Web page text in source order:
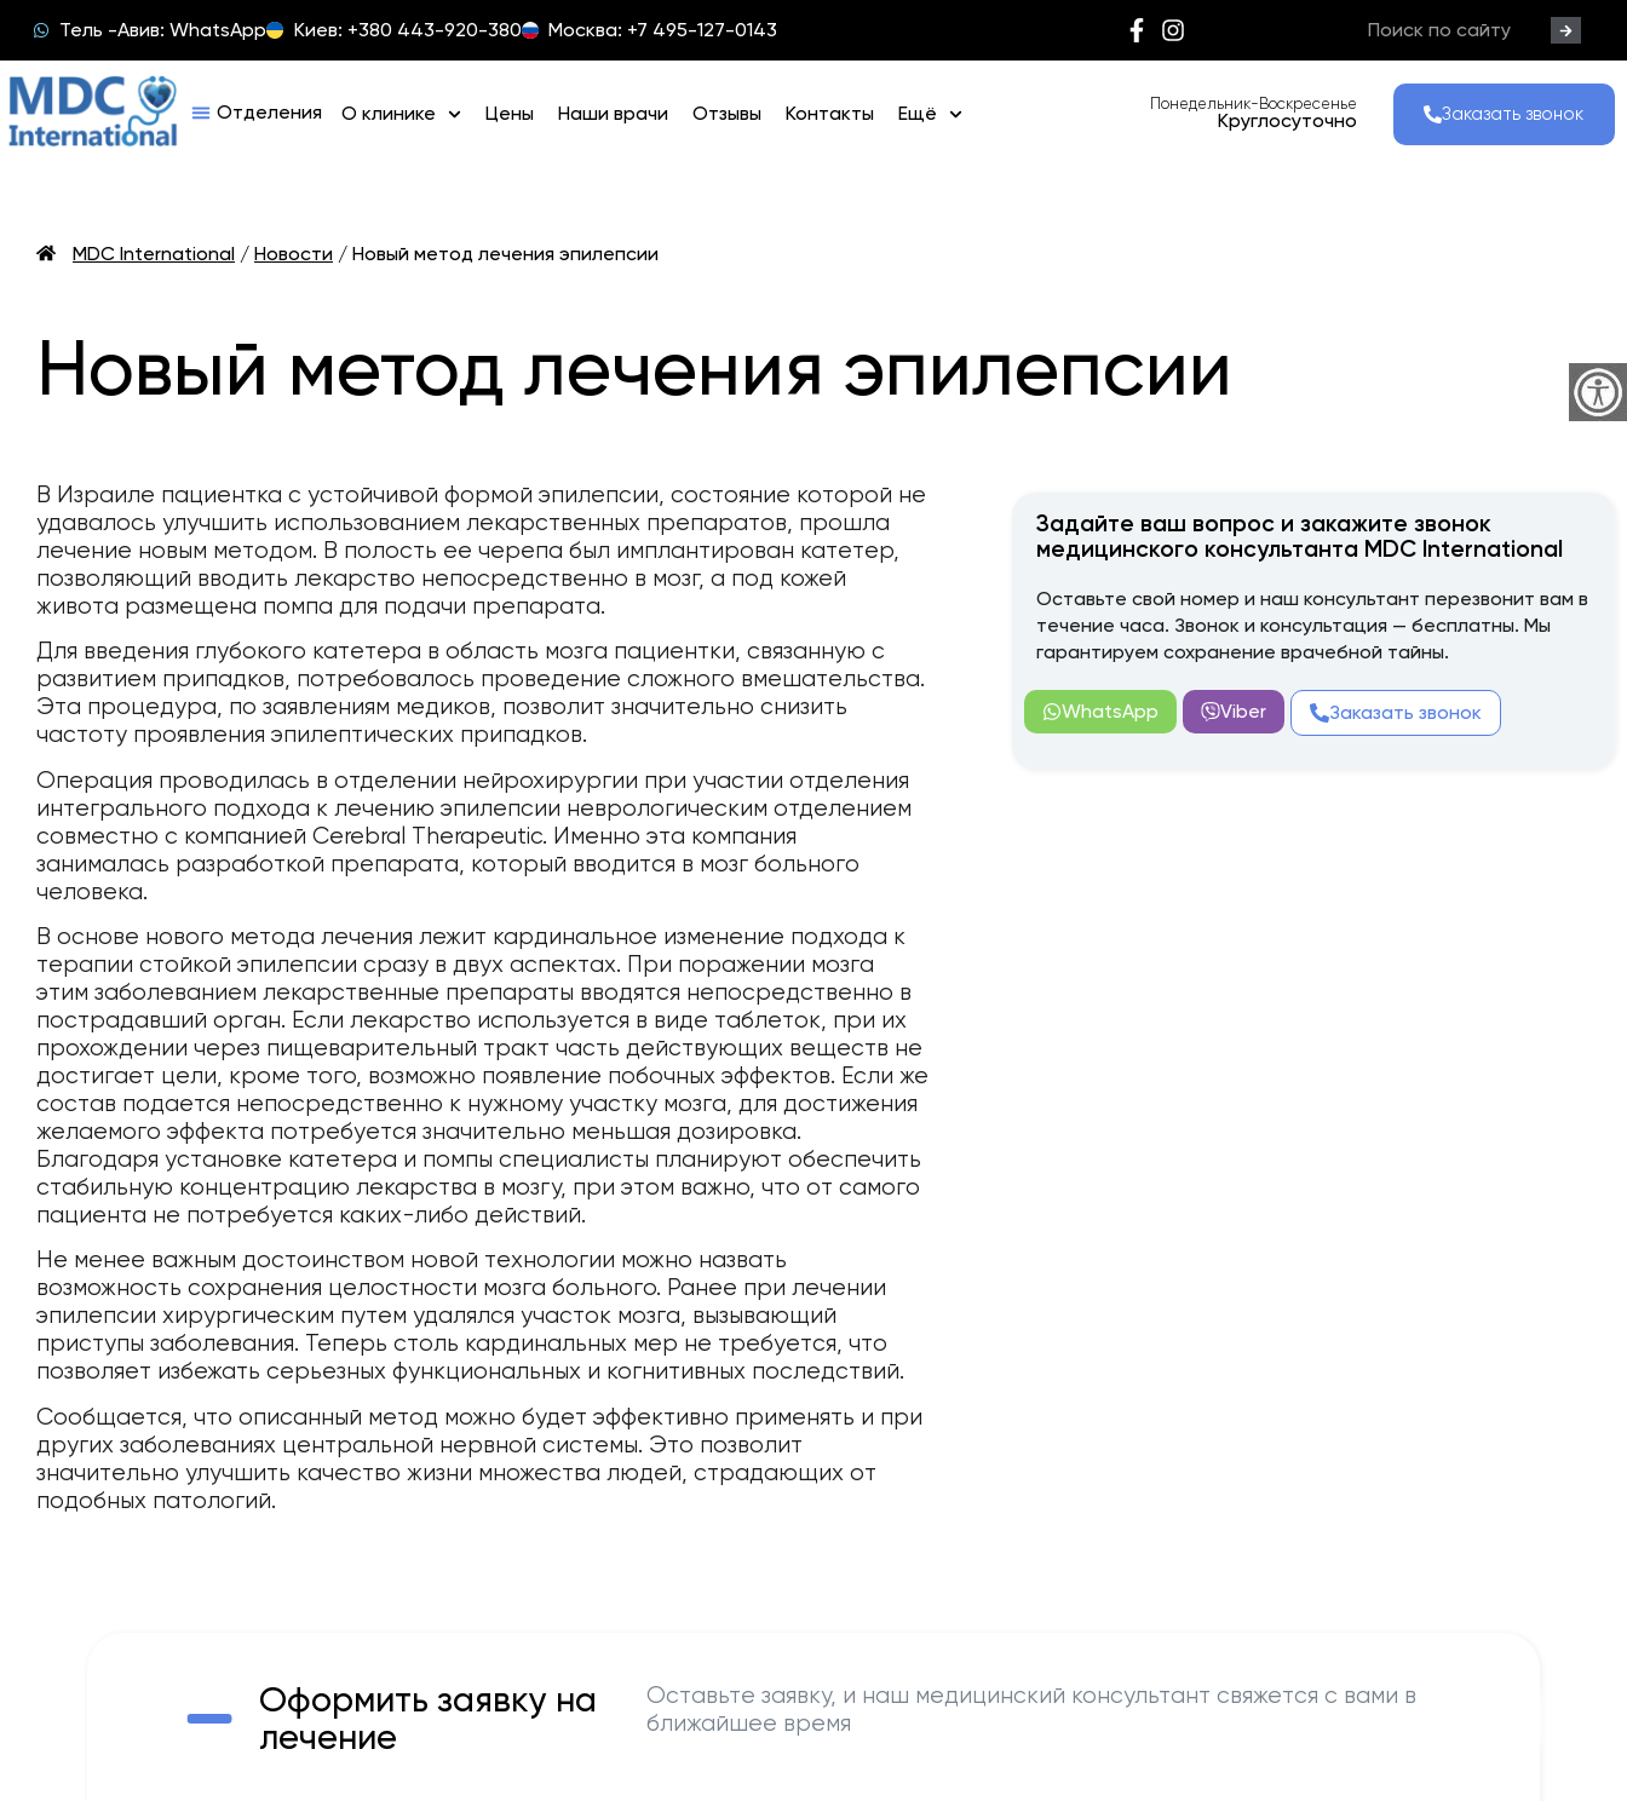
Тель -Авив: WhatsApp Киев: +380 443-920-380 Москва: +7 495-127-0143
О клинике Цены Наши врачи Отзывы Контакты Ещё Понедельник-Воскресенье
Круглосуточно Заказать звонок
MDC International / Новости / Новый метод лечения эпилепсии
Новый метод лечения эпилепсии
В Израиле пациентка с устойчивой формой эпилепсии, состояние которой не
удавалось улучшить использованием лекарственных препаратов, прошла
лечение новым методом. В полость ее черепа был имплантирован катетер,
позволяющий вводить лекарство непосредственно в мозг, а под кожей
живота размещена помпа для подачи препарата.
Для введения глубокого катетера в область мозга пациентки, связанную с
развитием припадков, потребовалось проведение сложного вмешательства.
Эта процедура, по заявлениям медиков, позволит значительно снизить
частоту проявления эпилептических припадков.
Операция проводилась в отделении нейрохирургии при участии отделения
интегрального подхода к лечению эпилепсии неврологическим отделением
совместно с компанией Cerebral Therapeutic. Именно эта компания
занималась разработкой препарата, который вводится в мозг больного
человека.
В основе нового метода лечения лежит кардинальное изменение подхода к
терапии стойкой эпилепсии сразу в двух аспектах. При поражении мозга
этим заболеванием лекарственные препараты вводятся непосредственно в
пострадавший орган. Если лекарство используется в виде таблеток, при их
прохождении через пищеварительный тракт часть действующих веществ не
достигает цели, кроме того, возможно появление побочных эффектов. Если же
состав подается непосредственно к нужному участку мозга, для достижения
желаемого эффекта потребуется значительно меньшая дозировка.
Благодаря установке катетера и помпы специалисты планируют обеспечить
стабильную концентрацию лекарства в мозгу, при этом важно, что от самого
пациента не потребуется каких-либо действий.
Не менее важным достоинством новой технологии можно назвать
возможность сохранения целостности мозга больного. Ранее при лечении
эпилепсии хирургическим путем удалялся участок мозга, вызывающий
приступы заболевания. Теперь столь кардинальных мер не требуется, что
позволяет избежать серьезных функциональных и когнитивных последствий.
Сообщается, что описанный метод можно будет эффективно применять и при
других заболеваниях центральной нервной системы. Это позволит
значительно улучшить качество жизни множества людей, страдающих от
подобных патологий.
Задайте ваш вопрос и закажите звонок
медицинского консультанта MDC International
Оставьте свой номер и наш консультант перезвонит вам в
течение часа. Звонок и консультация — бесплатны. Мы
гарантируем сохранение врачебной тайны.
WhatsApp Viber Заказать звонок
Оформить заявку на
лечение
Оставьте заявку, и наш медицинский консультант свяжется с вами в
ближайшее время